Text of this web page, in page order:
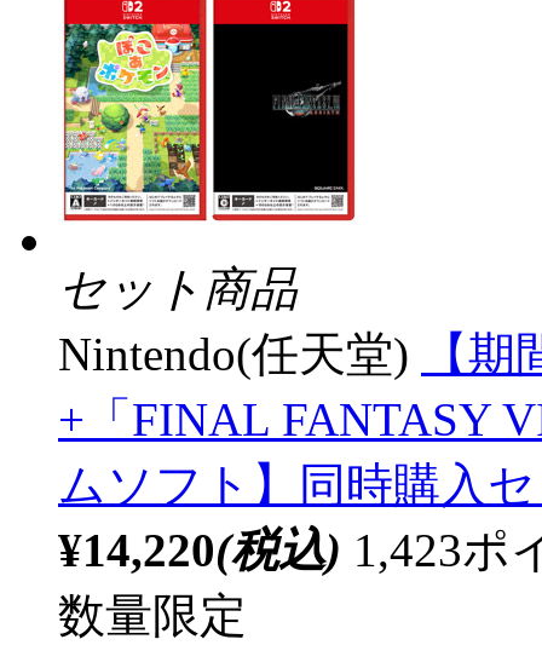
セット商品
Nintendo(任天堂)
【
+「FINAL FANTASY
ムソフト】同時購入
¥14,220(税込) 1,423ポ
数量限定